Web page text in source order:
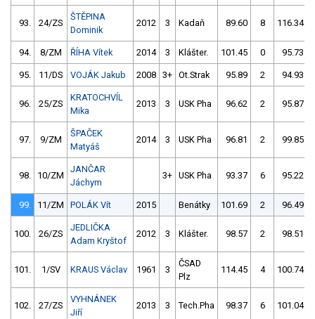
93. 24/ZS
ŠTĚPINA
Dominik
2012 3 Kadaň 89.60 8 116.34
94. 8/ZM ŘÍHA Vítek 2014 3 Klášter. 101.45 0 95.73
95. 11/DS VOJÁK Jakub 2008 3+ Ot.Strak 95.89 2 94.93
96. 25/ZS
KRATOCHVÍL
Mika
2013 3 USK Pha 96.62 2 95.87
97. 9/ZM
ŠPAČEK
Matyáš
2014 3 USK Pha 96.81 2 99.85
98. 10/ZM
JANČAR
Jáchym
3+ USK Pha 93.37 6 95.22
99. 11/ZM POLÁK Vít 2015 Benátky 101.69 2 96.49
100. 26/ZS
JEDLIČKA
Adam Kryštof
2012 3 Klášter. 98.57 2 98.51
101. 1/SV KRAUS Václav 1961 3
ČSAD
Plz
114.45 4 100.74
102. 27/ZS
VYHNÁNEK
Jiří
2013 3 Tech.Pha 98.37 6 101.04